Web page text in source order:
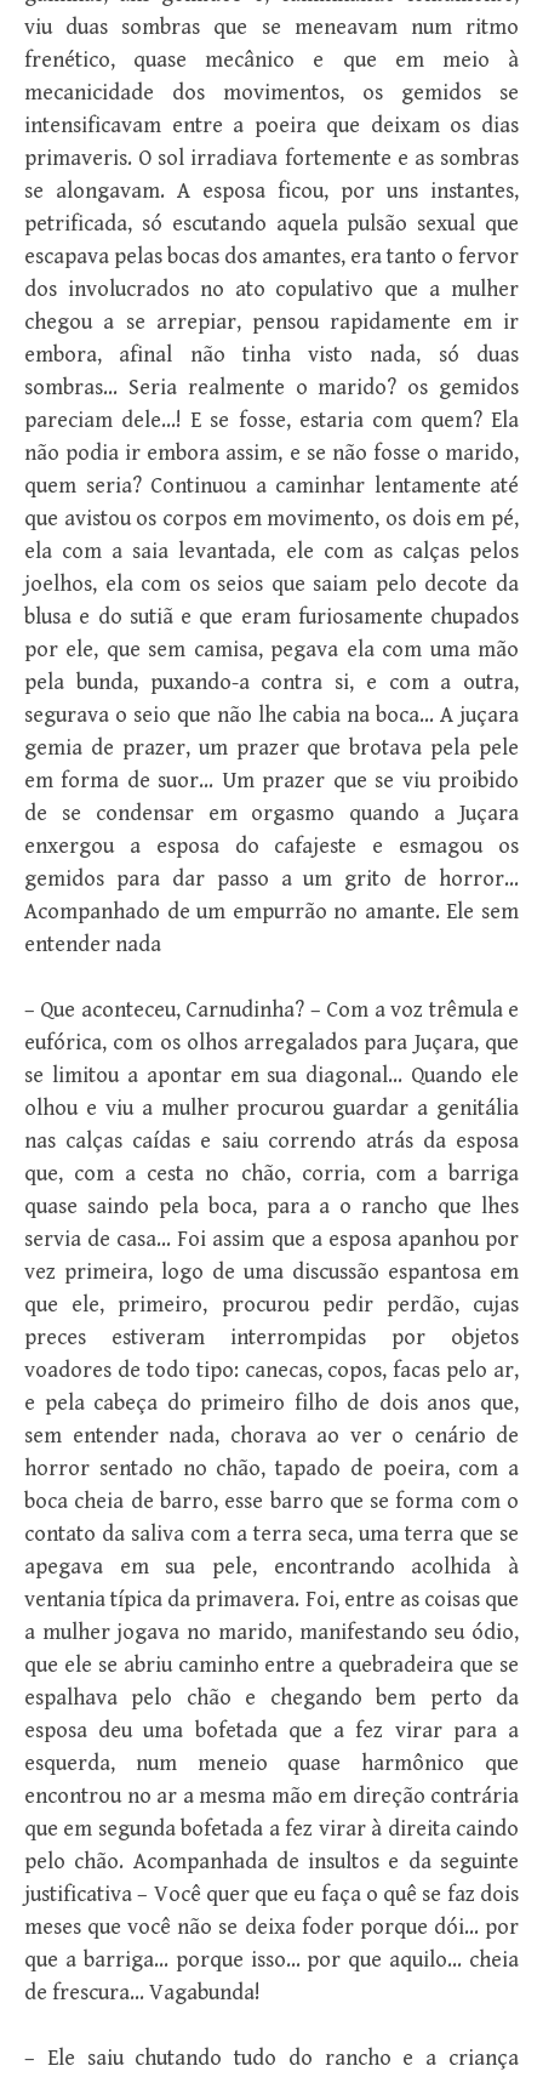
viu duas sombras que se meneavam num ritmo
frenético, quase mecânico e que em meio à
mecanicidade dos movimentos, os gemidos se
intensificavam entre a poeira que deixam os dias
primaveris. O sol irradiava fortemente e as sombras
se alongavam. A esposa ficou, por uns instantes,
petrificada, só escutando aquela pulsão sexual que
escapava pelas bocas dos amantes, era tanto o fervor
dos involucrados no ato copulativo que a mulher
chegou a se arrepiar, pensou rapidamente em ir
embora, afinal não tinha visto nada, só duas
sombras… Seria realmente o marido? os gemidos
pareciam dele…! E se fosse, estaria com quem? Ela
não podia ir embora assim, e se não fosse o marido,
quem seria? Continuou a caminhar lentamente até
que avistou os corpos em movimento, os dois em pé,
ela com a saia levantada, ele com as calças pelos
joelhos, ela com os seios que saiam pelo decote da
blusa e do sutiã e que eram furiosamente chupados
por ele, que sem camisa, pegava ela com uma mão
pela bunda, puxando-a contra si, e com a outra,
segurava o seio que não lhe cabia na boca… A juçara
gemia de prazer, um prazer que brotava pela pele
em forma de suor… Um prazer que se viu proibido
de se condensar em orgasmo quando a Juçara
enxergou a esposa do cafajeste e esmagou os
gemidos para dar passo a um grito de horror…
Acompanhado de um empurrão no amante. Ele sem
entender nada
– Que aconteceu, Carnudinha? – Com a voz trêmula e
eufórica, com os olhos arregalados para Juçara, que
se limitou a apontar em sua diagonal… Quando ele
olhou e viu a mulher procurou guardar a genitália
nas calças caídas e saiu correndo atrás da esposa
que, com a cesta no chão, corria, com a barriga
quase saindo pela boca, para a o rancho que lhes
servia de casa… Foi assim que a esposa apanhou por
vez primeira, logo de uma discussão espantosa em
que ele, primeiro, procurou pedir perdão, cujas
preces estiveram interrompidas por objetos
voadores de todo tipo: canecas, copos, facas pelo ar,
e pela cabeça do primeiro filho de dois anos que,
sem entender nada, chorava ao ver o cenário de
horror sentado no chão, tapado de poeira, com a
boca cheia de barro, esse barro que se forma com o
contato da saliva com a terra seca, uma terra que se
apegava em sua pele, encontrando acolhida à
ventania típica da primavera. Foi, entre as coisas que
a mulher jogava no marido, manifestando seu ódio,
que ele se abriu caminho entre a quebradeira que se
espalhava pelo chão e chegando bem perto da
esposa deu uma bofetada que a fez virar para a
esquerda, num meneio quase harmônico que
encontrou no ar a mesma mão em direção contrária
que em segunda bofetada a fez virar à direita caindo
pelo chão. Acompanhada de insultos e da seguinte
justificativa – Você quer que eu faça o quê se faz dois
meses que você não se deixa foder porque dói… por
que a barriga… porque isso… por que aquilo… cheia
de frescura… Vagabunda!
– Ele saiu chutando tudo do rancho e a criança